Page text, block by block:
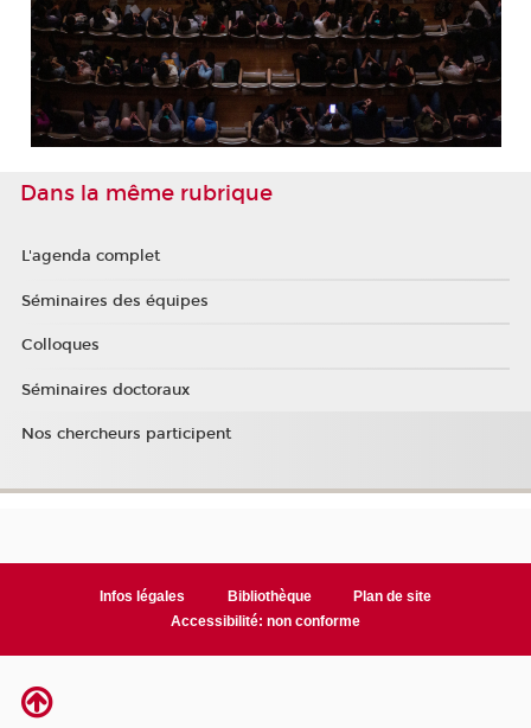
Dans la même rubrique
L'agenda complet
Séminaires des équipes
Colloques
Séminaires doctoraux
Nos chercheurs participent
Infos légales Bibliothèque
Plan de site
Accessibilité: non conforme